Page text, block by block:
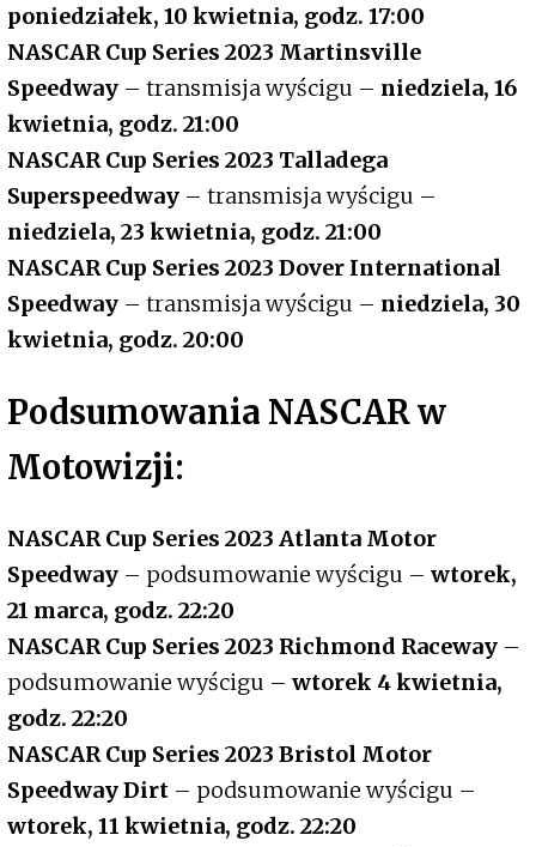
poniedziałek, 10 kwietnia, godz. 17:00
NASCAR Cup Series 2023 Martinsville
Speedway – transmisja wyścigu – niedziela, 16
kwietnia, godz. 21:00
NASCAR Cup Series 2023 Talladega
Superspeedway – transmisja wyścigu –
niedziela, 23 kwietnia, godz. 21:00
NASCAR Cup Series 2023 Dover International
Speedway – transmisja wyścigu – niedziela, 30
kwietnia, godz. 20:00
Podsumowania NASCAR w
Motowizji:
NASCAR Cup Series 2023 Atlanta Motor
Speedway – podsumowanie wyścigu – wtorek,
21 marca, godz. 22:20
NASCAR Cup Series 2023 Richmond Raceway –
podsumowanie wyścigu – wtorek 4 kwietnia,
godz. 22:20
NASCAR Cup Series 2023 Bristol Motor
Speedway Dirt – podsumowanie wyścigu –
wtorek, 11 kwietnia, godz. 22:20